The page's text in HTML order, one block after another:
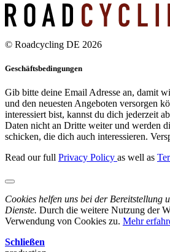
© Roadcycling DE 2026
Geschäftsbedingungen
Gib bitte deine Email Adresse an, damit
und den neuesten Angeboten versorgen
interessiert bist, kannst du dich jederzeit
Daten nicht an Dritte weiter und werden
schicken, die dich auch interessieren.
Read our full Privacy Policy as well as
Cookies helfen uns bei der Bereitstellung
Dienste. Durch die weitere Nutzung der
Verwendung von Cookies zu. Mehr
Schließen